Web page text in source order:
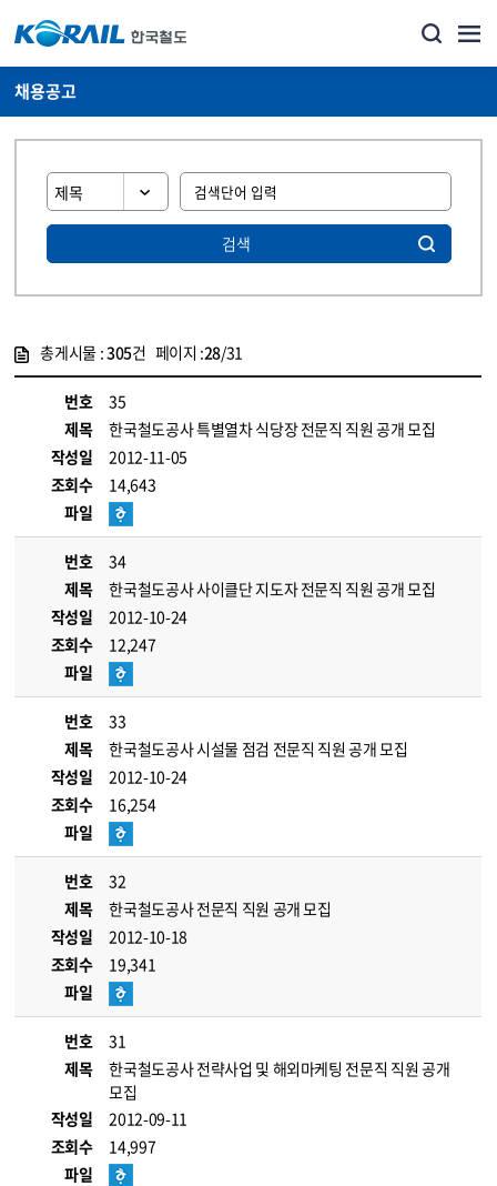
채용공고
검색
총게시물 :305건 페이지 :28/31
번호
35
제목
한국철도공사 특별열차 식당장 전문직 직원 공개 모집
작성일
2012-11-05
조회수
14,643
파일
번호
34
제목
한국철도공사 사이클단 지도자 전문직 직원 공개 모집
작성일
2012-10-24
조회수
12,247
파일
번호
33
제목
한국철도공사 시설물 점검 전문직 직원 공개 모집
작성일
2012-10-24
조회수
16,254
파일
번호
32
제목
한국철도공사 전문직 직원 공개 모집
작성일
2012-10-18
조회수
19,341
파일
번호
31
제목
한국철도공사 전략사업 및 해외마케팅 전문직 직원 공개
모집
작성일
2012-09-11
조회수
14,997
파일